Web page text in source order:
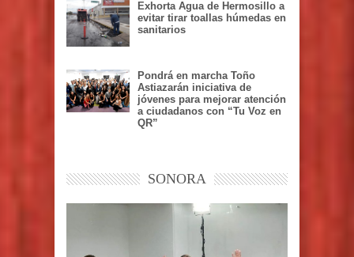
Exhorta Agua de Hermosillo a
evitar tirar toallas húmedas en
sanitarios
Pondrá en marcha Toño
Astiazarán iniciativa de
jóvenes para mejorar atención
a ciudadanos con “Tu Voz en
QR”
SONORA